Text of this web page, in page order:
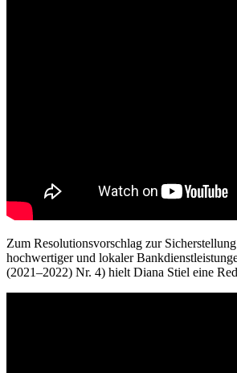
Zum Resolutionsvorschlag zur
hochwertiger und lokaler
(2021–2022) Nr. 4) hielt Diana Stiel eine